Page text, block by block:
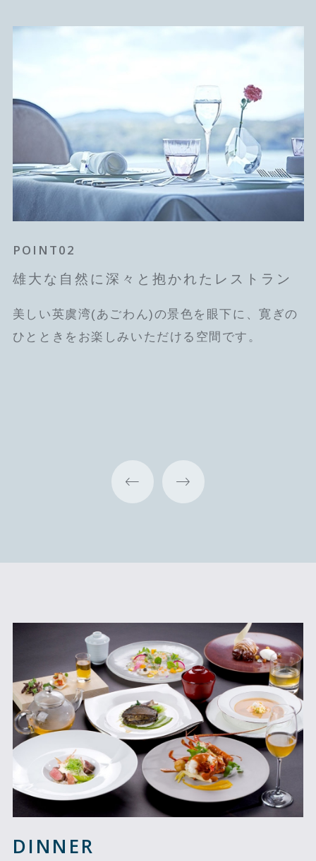
POINT01
樋口宏江の想いが詰まった一皿
活きた伊勢海老の身質を活かし短く火入れし、殻
にも熱を加えて香ばしい香りを引き出します。真
POINT02
雄大な自然に深々と抱かれたレストラン
美しい英虞湾(あごわん)の景色を眼下に、寛ぎの
ひとときをお楽しみいただける空間です。
POINT03
五感で存分に味わい尽くす様々なメニュ
季節ごとに移ろう旬の素材と向き合い、創意工夫
DINNER